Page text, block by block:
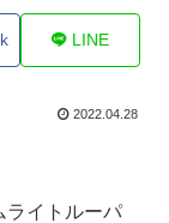
LINE
2022.04.28
ライトルーパ